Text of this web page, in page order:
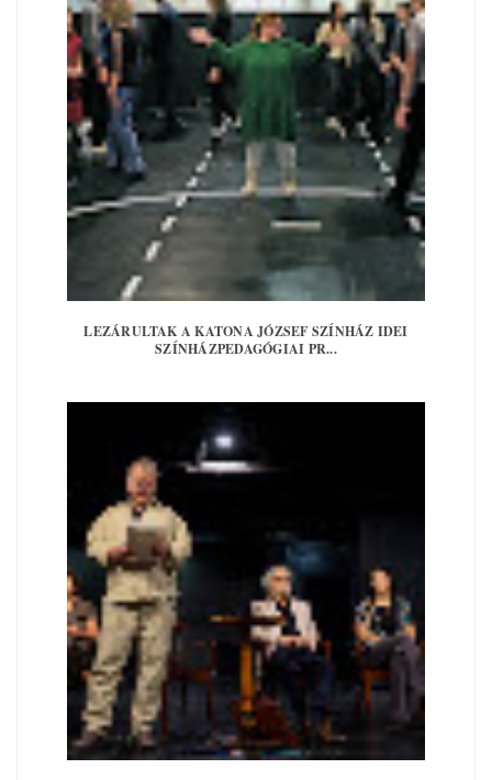
LEZÁRULTAK A KATONA JÓZSEF SZÍNHÁZ IDEI
SZÍNHÁZPEDAGÓGIAI PR...